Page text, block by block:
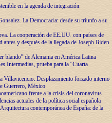
en la agenda de integración
La Democracia: desde su triunfo a su
La cooperación de EE.UU. con países de
y después de la llegada de Joseph Biden
blando” de Alemania en América Latina
Intermedias, prueba para la “Cuarta
Villavicencio. Desplazamiento forzado interno
Guerrero, México
frente a la crisis del coronavirus
actuales de la política social española
contemporánea de España: de la